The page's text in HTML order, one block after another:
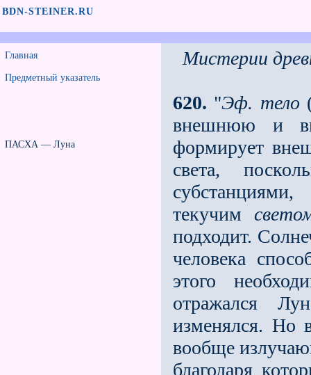
BDN-STEINER.RU
Главная
Предметный указатель
ПАСХА — Луна
Мистерии
620. "Эф. тело
внешнюю и
формирует
света,
текучим
подходит.
человека
этого
отражался
изменялся. Но
вообще
благодаря